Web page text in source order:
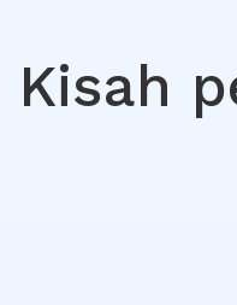
Kisah